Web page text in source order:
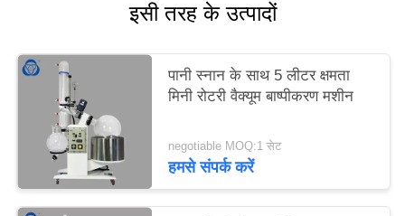
इसी तरह के उत्पादों
पानी स्नान के साथ 5 लीटर क्षमता
मिनी रोटरी वैक्यूम बाष्पीकरण मशीन
negotiable MOQ:1 सेट
हमसे संपर्क करें